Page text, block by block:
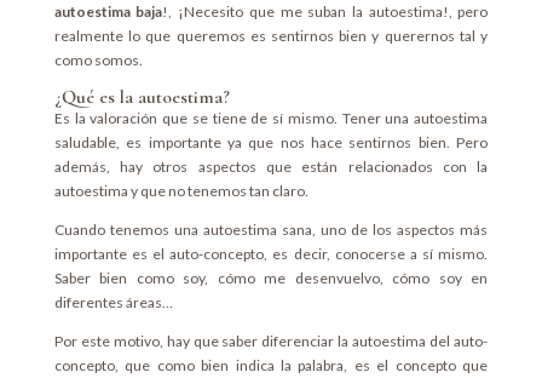
autoestima baja!, ¡Necesito que me suban la autoestima!, pero
realmente lo que queremos es sentirnos bien y querernos tal y
como somos.
¿Qué es la autoestima?
Es la valoración que se tiene de sí mismo. Tener una autoestima
saludable, es importante ya que nos hace sentirnos bien. Pero
además, hay otros aspectos que están relacionados con la
autoestima y que no tenemos tan claro.
Cuando tenemos una autoestima sana, uno de los aspectos más
importante es el auto-concepto, es decir, conocerse a sí mismo.
Saber bien como soy, cómo me desenvuelvo, cómo soy en
diferentes áreas…
Por este motivo, hay que saber diferenciar la autoestima del auto-
concepto, que como bien indica la palabra, es el concepto que